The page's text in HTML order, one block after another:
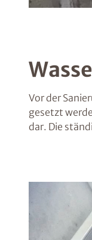
Vor der
gesetzt
dar. Die